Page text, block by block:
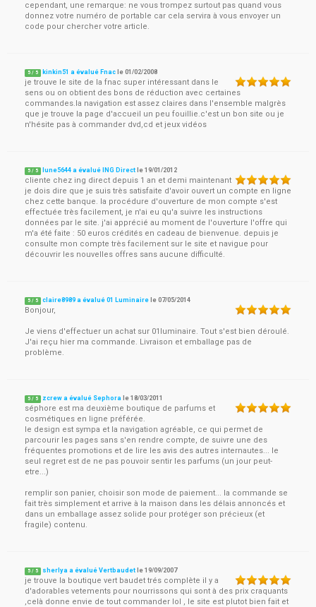
cependant, une remarque: ne vous trompez surtout pas quand vous
donnez votre numéro de portable car cela servira à vous envoyer un
code pour chercher votre article.
5 / 5 kinkin51 a évalué Fnac le01/02/2008
je trouve le site de la fnac super intéressant dans le
sens ou on obtient des bons de réduction avec certaines
commandes.la navigation est assez claires dans l'ensemble malgrès
que je trouve la page d'accueil un peu fouillie.c'est un bon site ou je
n'hésite pas à commander dvd,cd et jeux vidéos
5 / 5 lune5644 a évalué ING Direct le19/01/2012
cliente chez ing direct depuis 1 an et demi maintenant
je dois dire que je suis très satisfaite d'avoir ouvert un compte en ligne
chez cette banque. la procédure d'ouverture de mon compte s'est
effectuée très facilement, je n'ai eu qu'a suivre les instructions
données par le site. j'ai apprécié au moment de l'ouverture l'offre qui
m'a été faite : 50 euros crédités en cadeau de bienvenue. depuis je
consulte mon compte très facilement sur le site et navigue pour
découvrir les nouvelles offres sans aucune difficulté.
5 / 5 claire8989 a évalué 01 Luminaire le07/05/2014
Bonjour,
Je viens d'effectuer un achat sur 01luminaire. Tout s'est bien déroulé.
J'ai reçu hier ma commande. Livraison et emballage pas de
problème.
5 / 5 zcrew a évalué Sephora le18/03/2011
séphore est ma deuxième boutique de parfums et
cosmétiques en ligne préférée.
le design est sympa et la navigation agréable, ce qui permet de
parcourir les pages sans s'en rendre compte, de suivre une des
fréquentes promotions et de lire les avis des autres internautes... le
seul regret est de ne pas pouvoir sentir les parfums (un jour peut-
etre...)
remplir son panier, choisir son mode de paiement... la commande se
fait très simplement et arrive à la maison dans les délais annoncés et
dans un emballage assez solide pour protéger son précieux (et
fragile) contenu.
5 / 5 sherlya a évalué Vertbaudet le19/09/2007
je trouve la boutique vert baudet trés complète il y a
d'adorables vetements pour nourrissons qui sont à des prix craquants
,celà donne envie de tout commander lol , le site est plutot bien fait et